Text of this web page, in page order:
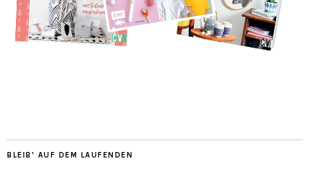
BLEIB' AUF DEM LAUFENDEN